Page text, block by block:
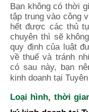
Bạn không có thời
tập trung vào công
hết được các thủ
chuyên thì sẽ
quy định của luật
về thuế và tránh
có sau này, bạn
kinh doanh tại
Loại hình, thời